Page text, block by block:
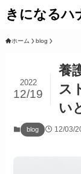
きになるハ
ホーム blog
養
ス
い
2022
12/19
blog 12/03/